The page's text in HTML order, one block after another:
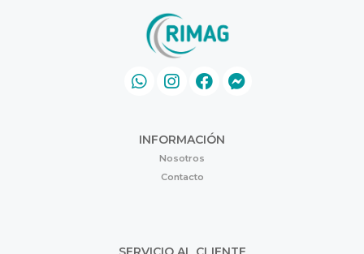
INFORMACIÓN
Nosotros
Contacto